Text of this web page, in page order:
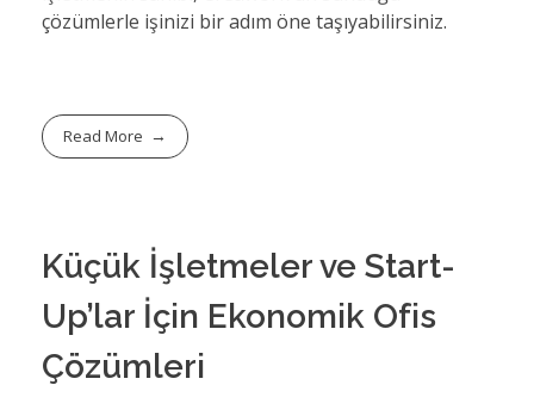
çözümlerle işinizi bir adım öne taşıyabilirsiniz.
Read More
Küçük İşletmeler ve Start-
Up’lar İçin Ekonomik Ofis
Çözümleri